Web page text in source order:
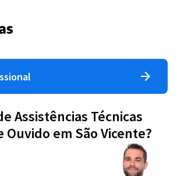
Assistências Técnicas
Ouvido em São Vicente?